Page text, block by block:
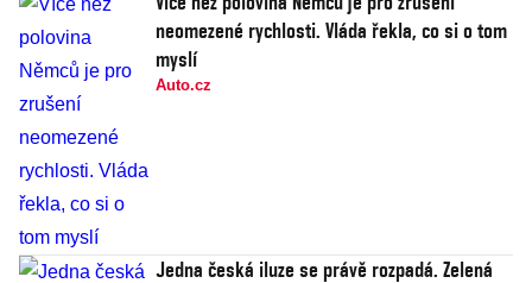
neomezené rychlosti. Vláda řekla, co si o tom
myslí
Auto.cz
Jedna česká iluze se právě rozpadá. Zelená